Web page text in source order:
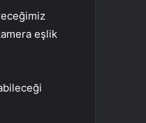
eşlik